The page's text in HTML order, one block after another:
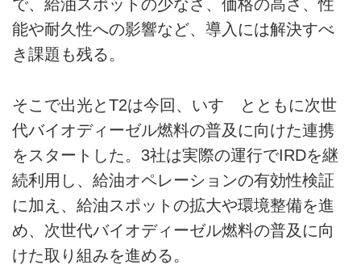
で、給油スポットの少なさ、価格の高さ、性
能や耐久性への影響など、導入には解決すべ
き課題も残る。
そこで出光とT2は今回、いすゞとともに次世
代バイオディーゼル燃料の普及に向けた連携
をスタートした。3社は実際の運行でIRDを継
続利用し、給油オペレーションの有効性検証
に加え、給油スポットの拡大や環境整備を進
め、次世代バイオディーゼル燃料の普及に向
けた取り組みを進める。